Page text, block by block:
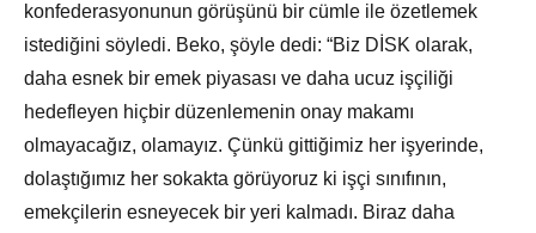
konfederasyonunun görüşünü bir cümle ile özetlemek
istediğini söyledi. Beko, şöyle dedi: “Biz DİSK olarak,
daha esnek bir emek piyasası ve daha ucuz işçiliği
hedefleyen hiçbir düzenlemenin onay makamı
olmayacağız, olamayız. Çünkü gittiğimiz her işyerinde,
dolaştığımız her sokakta görüyoruz ki işçi sınıfının,
emekçilerin esneyecek bir yeri kalmadı. Biraz daha